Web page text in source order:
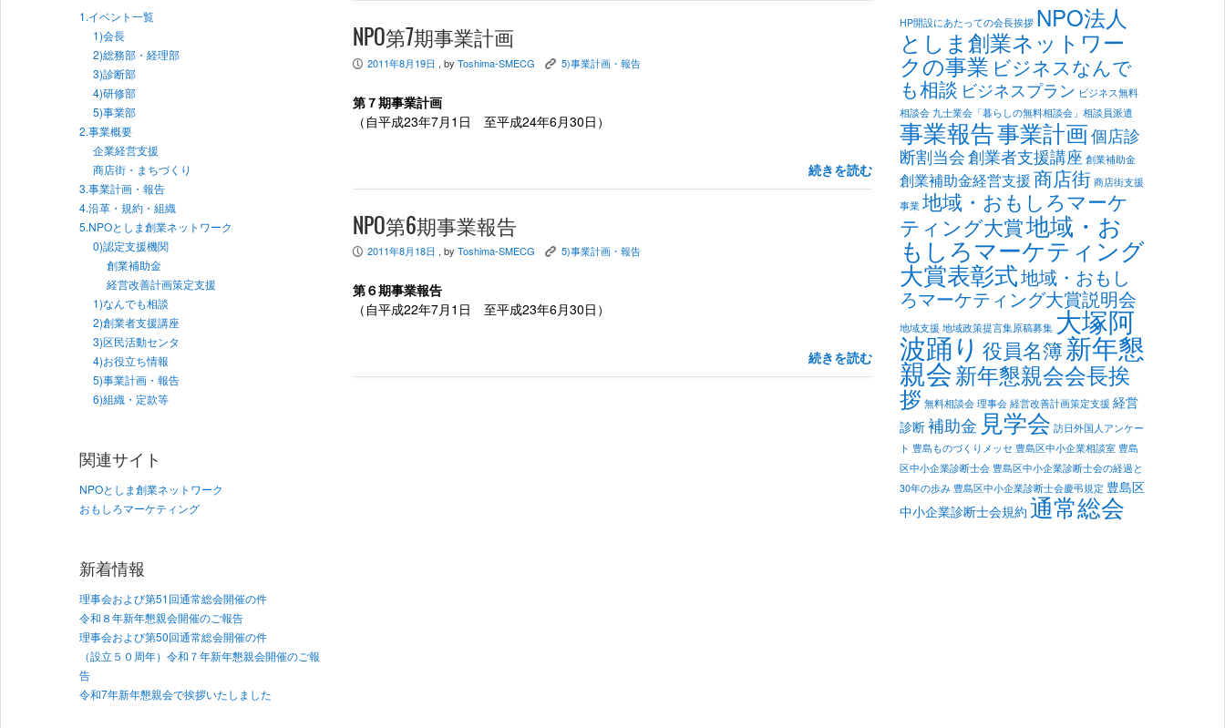
1.イベント一覧
1)会長
2)総務部・経理部
3)診断部
4)研修部
5)事業部
2.事業概要
企業経営支援
商店街・まちづくり
3.事業計画・報告
4.沿革・規約・組織
5.NPOとしま創業ネットワーク
0)認定支援機関
創業補助金
経営改善計画策定支援
1)なんでも相談
2)創業者支援講座
3)区民活動センタ
4)お役立ち情報
5)事業計画・報告
6)組織・定款等
関連サイト
NPOとしま創業ネットワーク
おもしろマーケティング
新着情報
理事会および第51回通常総会開催の件
令和８年新年懇親会開催のご報告
理事会および第50回通常総会開催の件
（設立５０周年）令和７年新年懇親会開催のご報
告
令和7年新年懇親会で挨拶いたしました
NPO第7期事業計画
P 2011年8月19日 , by Toshima-SMECG K 5)事業計画・報告
第７期事業計画
（自平成23年7月1日 至平成24年6月30日）
続きを読む
NPO第6期事業報告
P 2011年8月18日 , by Toshima-SMECG K 5)事業計画・報告
第６期事業報告
（自平成22年7月1日 至平成23年6月30日）
続きを読む
HP開設にあたっての会長挨拶 NPO法人
としま創業ネットワー
クの事業 ビジネスなんで
も相談 ビジネスプラン ビジネス無料
相談会 九士業会「暮らしの無料相談会」相談員派遣
事業報告事業計画個店診
断割当会創業者支援講座 創業補助金
創業補助金経営支援商店街 商店街支援
事業 地域・おもしろマーケ
ティング大賞地域・お
もしろマーケティング
大賞表彰式地域・おもし
ろマーケティング大賞説明会
地域支援 地域政策提言集原稿募集 大塚阿
波踊り 役員名簿新年懇
親会新年懇親会会長挨
拶 無料相談会 理事会 経営改善計画策定支援 経営
診断補助金 見学会 訪日外国人アンケー
ト 豊島ものづくりメッセ 豊島区中小企業相談室 豊島
区中小企業診断士会 豊島区中小企業診断士会の経過と
30年の歩み 豊島区中小企業診断士会慶弔規定 豊島区
中小企業診断士会規約 通常総会